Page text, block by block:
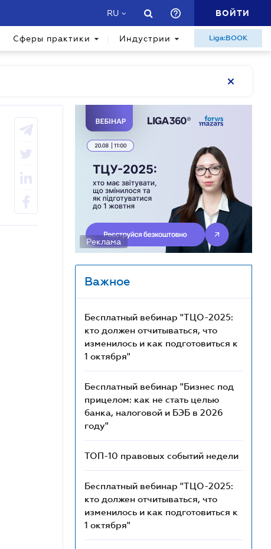
RU ВОЙТИ
Сферы практики Индустрии Liga:BOOK
Реклама
Важное
Бесплатный вебинар "ТЦО-2025:
кто должен отчитываться, что
изменилось и как подготовиться к
1 октября"
Бесплатный вебинар "Бизнес под
прицелом: как не стать целью
банка, налоговой и БЭБ в 2026
году"
ТОП-10 правовых событий недели
Бесплатный вебинар "ТЦО-2025:
кто должен отчитываться, что
изменилось и как подготовиться к
1 октября"